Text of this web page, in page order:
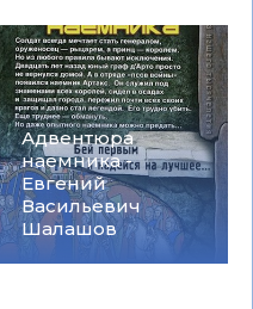
Адвентюра
наемника -
Евгений
Васильевич
Шалашов